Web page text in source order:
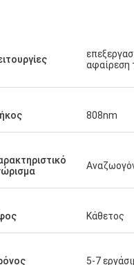
αφαίρεση
808nm
Κάθετος
5-7